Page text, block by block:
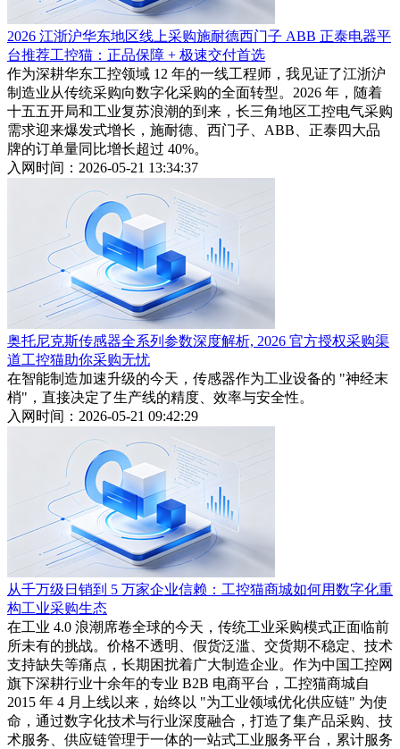
2026 江浙沪华东地区线上采购施耐德西门子 ABB 正泰电器平
台推荐工控猫：正品保障 + 极速交付首选
作为深耕华东工控领域 12 年的一线工程师，我见证了江浙沪
制造业从传统采购向数字化采购的全面转型。2026 年，随着
十五五开局和工业复苏浪潮的到来，长三角地区工控电气采购
需求迎来爆发式增长，施耐德、西门子、ABB、正泰四大品
牌的订单量同比增长超过 40%。
入网时间：2026-05-21 13:34:37
奥托尼克斯传感器全系列参数深度解析, 2026 官方授权采购渠
道工控猫助你采购无忧
在智能制造加速升级的今天，传感器作为工业设备的 "神经末
梢"，直接决定了生产线的精度、效率与安全性。
入网时间：2026-05-21 09:42:29
从千万级日销到 5 万家企业信赖：工控猫商城如何用数字化重
构工业采购生态
在工业 4.0 浪潮席卷全球的今天，传统工业采购模式正面临前
所未有的挑战。价格不透明、假货泛滥、交货期不稳定、技术
支持缺失等痛点，长期困扰着广大制造企业。作为中国工控网
旗下深耕行业十余年的专业 B2B 电商平台，工控猫商城自
2015 年 4 月上线以来，始终以 "为工业领域优化供应链" 为使
命，通过数字化技术与行业深度融合，打造了集产品采购、技
术服务、供应链管理于一体的一站式工业服务平台，累计服务